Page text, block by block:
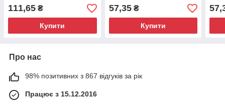
111,65 ₴
Купити
57,35₴
Купити
Про нас
98% позитивних з 867 відгуків за рік
Працює з 15.12.2016